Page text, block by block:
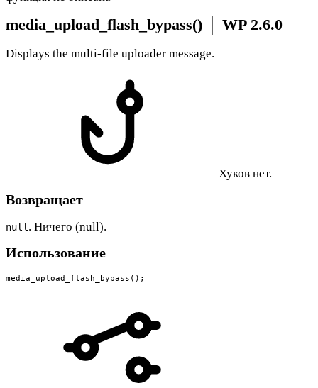
media_upload_flash_bypass() WP 2.6.0
Displays the multi-file uploader message.
Хуков нет.
Возвращает
null . Ничего (null).
Использование
media_upload_flash_bypass();